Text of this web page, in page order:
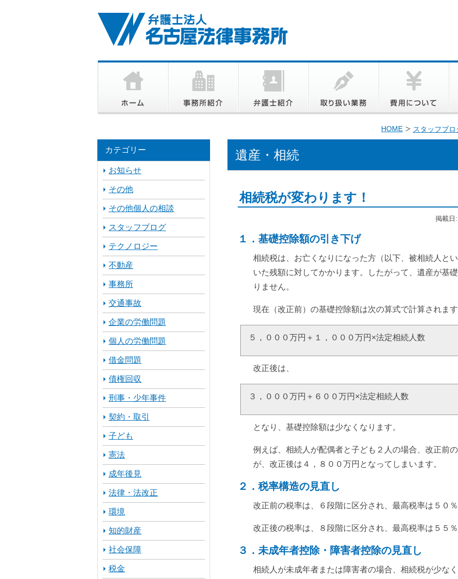
HOME スタッフブロ
遺産・相続
相続税が変わります！
掲載日
１．基礎控除額の引き下げ
相続税は、お亡くなりになった方（以下、被相続人と
いた残額に対してかかります。したがって、遺産が基
りません。
現在（改正前）の基礎控除額は次の算式で計算されます
５，０００万円＋１，０００万円×法定相続人数
改正後は、
３，０００万円＋６００万円×法定相続人数
となり、基礎控除額は少なくなります。
例えば、相続人が配偶者と子ども２人の場合、改正前
が、改正後は４，８００万円となってしまいます。
２．税率構造の見直し
改正前の税率は、６段階に区分され、最高税率は５０％
改正後の税率は、８段階に区分され、最高税率は５５％
３．未成年者控除・障害者控除の見直し
相続人が未成年者または障害者の場合、相続税が少な
カテゴリー
お知らせ
その他
その他個人の相談
スタッフブログ
テクノロジー
不動産
事務所
交通事故
企業の労働問題
個人の労働問題
借金問題
債権回収
刑事・少年事件
契約・取引
子ども
憲法
成年後見
法律・法改正
環境
知的財産
社会保障
税金